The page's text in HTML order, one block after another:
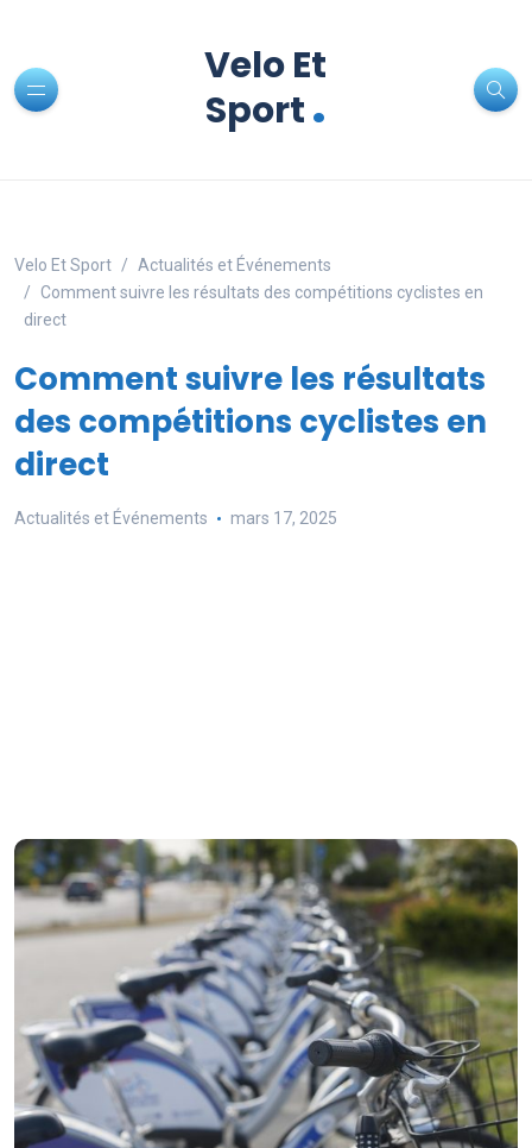
Velo Et
Sport.
Velo Et Sport
Actualités et Événements
Comment suivre les résultats des compétitions cyclistes en
direct
Comment suivre les résultats
des compétitions cyclistes en
direct
Actualités et Événements mars 17, 2025